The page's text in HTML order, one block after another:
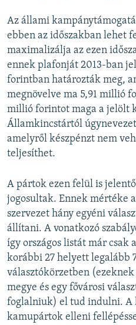
Az állami
ebben az időszakban lehet
maximalizálja az ezen
ennek plafonját 2013-ban
forintban határozták meg,
megnövelve ma 5,91 millió
millió forintot maga a jelölt
Államkincstártól
amelyről készpénzt nem
teljesíthet.
A pártok ezen felül is
jogosultak. Ennek mértéke
szervezet hány egyéni
állítani. A vonatkozó
így országos listát már csak
korábbi 27 helyett legalább
választókörzetben
megye és egy fővárosi
foglalniuk) el tud indulni. A
kamupártok elleni